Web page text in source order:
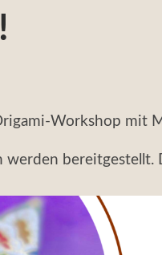
Workshop mit
bereitgestellt.